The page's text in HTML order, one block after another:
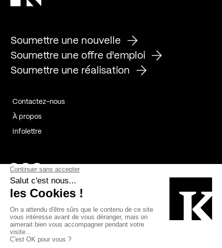
Soumettre une nouvelle
Soumettre une offre d'emploi
Soumettre une réalisation
Contactez-nous
À propos
Infolettre
Page Facebook de Kollectif
Page Instagram de Kollectif
Page Linkedin de Kollectif
Bâtiment-Durable-Québec-1
Esquisses-1